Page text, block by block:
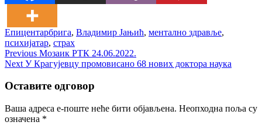
Епицентарбрига, Владимир Јањић, ментално здравље,
психијатар, страх
Кретање
чланка
Previous Previous
post:
Мозаик РТК 24.06.2022.
Next Next
У Крагујевцу промовисано 68 нових доктора наука
Оставите одговор
Ваша адреса е-поште неће бити објављена. Неопходна поља су
означена *